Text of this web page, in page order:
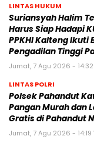
LINTAS HUKUM
Suriansyah Halim
Harus Siap Hadapi
PPKHI Kalteng Ikuti
Pengadilan Tinggi
Jumat, 7 Agu 2026 - 14:32
LINTAS POLRI
Polsek Pahandut
Pangan Murah dan
Gratis di Pahandut N
Jumat, 7 Agu 2026 - 14:19